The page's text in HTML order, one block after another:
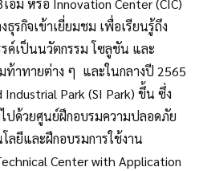
รกิจเข้าเยี่ยมชม เพื่อเรียนรู้ถึง
ค์เป็นนวัตกรรม โซลูชัน และ
าทายต่าง ๆ และในกลางปี 2565
Industrial Park (SI Park) ขึ้น ซึ่ง
ปด้วยศูนย์ฝึกอบรมความปลอดภัย
ลยีและฝึกอบรมการใช้งาน
Center with Application